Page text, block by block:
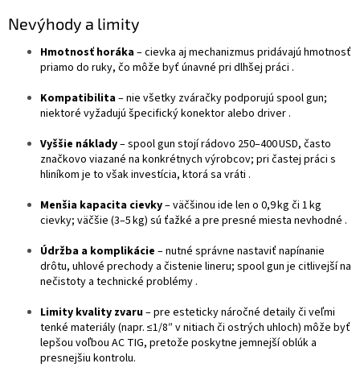
Nevýhody a limity
Hmotnosť horáka– cievka aj mechanizmus pridávajú hmotnosť
priamo do ruky, čo môže byť únavné pri dlhšej práci .
Kompatibilita– nie všetky zváračky podporujú spool gun;
niektoré vyžadujú špecifický konektor alebo driver .
Vyššie náklady– spool gun stojí rádovo 250–400 USD, často
značkovo viazané na konkrétnych výrobcov; pri častej práci s
hliníkom je to však investícia, ktorá sa vráti .
Menšia kapacita cievky– väčšinou ide len o 0,9 kg či 1 kg
cievky; väčšie (3–5 kg) sú ťažké a pre presné miesta nevhodné .
Údržba a komplikácie – nutné správne nastaviť napínanie
drôtu, uhlové prechody a čistenie lineru; spool gun je citlivejší na
nečistoty a technické problémy .
Limity kvality zvaru– pre esteticky náročné detaily či veľmi
tenké materiály (napr. ≤1/8″ v nitiach či ostrých uhloch) môže byť
lepšou voľbou AC TIG, pretože poskytne jemnejší oblúk a
presnejšiu kontrolu.